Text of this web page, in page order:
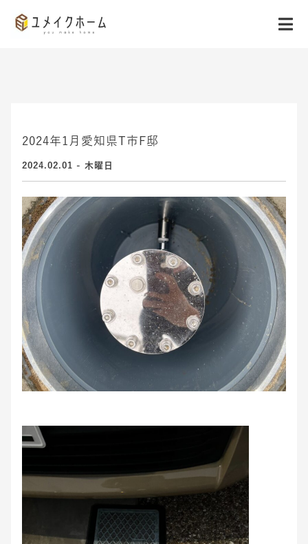
2024年1月愛知県T市F邸
2024.02.01 - 木曜日